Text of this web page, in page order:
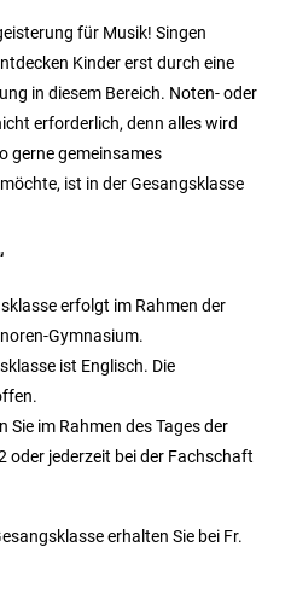
für Musik! Singen
Kinder erst durch eine
in diesem Bereich. Noten- oder
erforderlich, denn alles wird
gerne gemeinsames
ist in der Gesangsklasse
erfolgt im Rahmen der
Gymnasium.
ist Englisch. Die
im Rahmen des Tages der
oder jederzeit bei der Fachschaft
erhalten Sie bei Fr.